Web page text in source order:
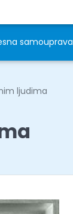
samouprava
ljudima